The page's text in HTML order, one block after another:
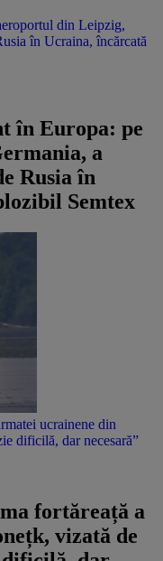
din Leipzig,
în Ucraina, încărcată
în Europa: pe
a
Rusia în
Semtex
ucrainene din
dificilă, dar necesară”
fortăreață a
vizată de